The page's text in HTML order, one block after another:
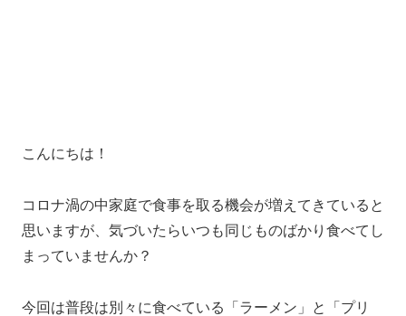
こんにちは！
コロナ渦の中家庭で食事を取る機会が増えてきていると
思いますが、気づいたらいつも同じものばかり食べてし
まっていませんか？
今回は普段は別々に食べている「ラーメン」と「プリ